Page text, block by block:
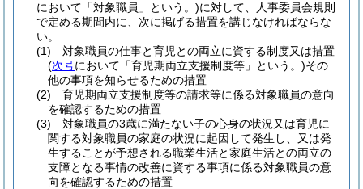
において「対象職員」という。)に対して、人事委員会規則
で定める期間内に、次に掲げる措置を講じなければならな
い。
(1)
対象職員の仕事と育児との両立に資する制度又は措置
(次号において「育児期両立支援制度等」という。)その
他の事項を知らせるための措置
(2)
育児期両立支援制度等の請求等に係る対象職員の意向
を確認するための措置
(3)
対象職員の3歳に満たない子の心身の状況又は育児に
関する対象職員の家庭の状況に起因して発生し、又は発
生することが予想される職業生活と家庭生活との両立の
支障となる事情の改善に資する事項に係る対象職員の意
向を確認するための措置